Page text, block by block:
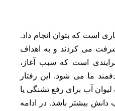
است که بتوان انجام داد.
می کردند و به اهداف
است که سبب آغاز،
ما می‌ شود. این رفتار
آب برای رفع تشنگی یا
بیشتر باشد. در ادامه